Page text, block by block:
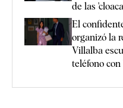
de las
El
organizó la
Villalba
teléfono con